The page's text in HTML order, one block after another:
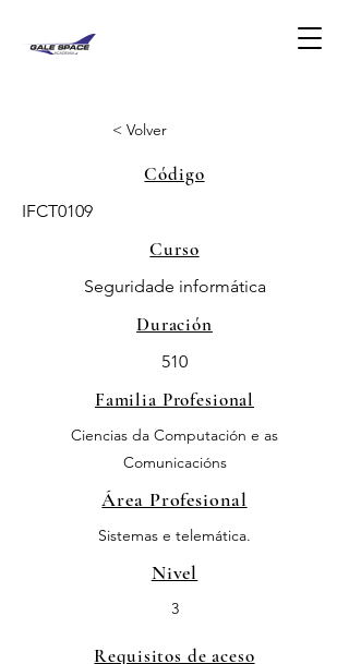
< Volver
Código
IFCT0109
Curso
Seguridade informática
Duración
510
Familia Profesional
Ciencias da Computación e as
Comunicacións
Área Profesional
Sistemas e telemática.
Nivel
3
Requisitos de aceso